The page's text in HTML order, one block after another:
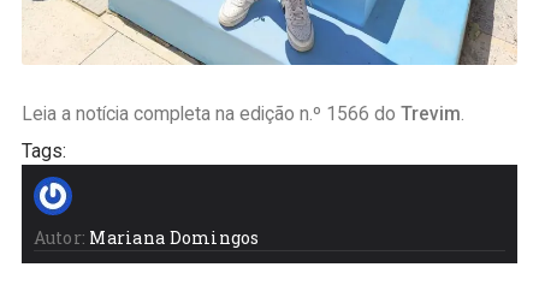
Leia a notícia completa na edição n.º 1566 do Trevim.
Tags:
Autor: Mariana Domingos